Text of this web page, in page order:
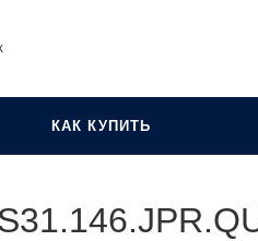
КАК КУПИТЬ